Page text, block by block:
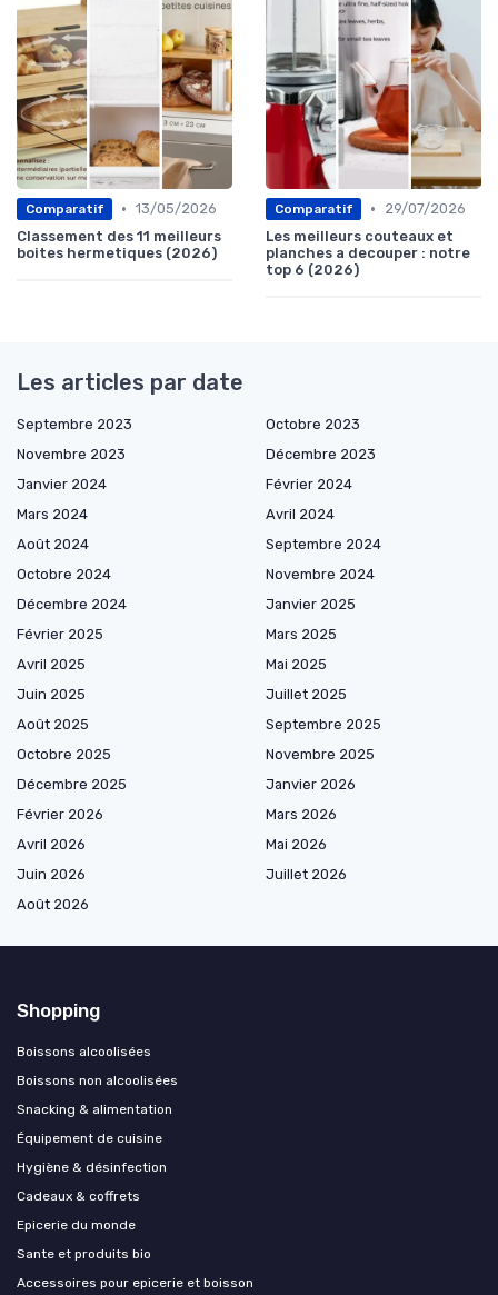
Comparatif • 13/05/2026
Classement des 11 meilleurs
boites hermetiques (2026)
Comparatif •
29/07/2026
Les meilleurs couteaux et
planches a decouper : notre
top 6 (2026)
Les articles par date
Septembre 2023
Octobre 2023
Novembre 2023
Décembre 2023
Janvier 2024
Février 2024
Mars 2024
Avril 2024
Août 2024
Septembre 2024
Octobre 2024
Novembre 2024
Décembre 2024
Janvier 2025
Février 2025
Mars 2025
Avril 2025
Mai 2025
Juin 2025
Juillet 2025
Août 2025
Septembre 2025
Octobre 2025
Novembre 2025
Décembre 2025
Janvier 2026
Février 2026
Mars 2026
Avril 2026
Mai 2026
Juin 2026
Juillet 2026
Août 2026
Shopping
Boissons alcoolisées
Boissons non alcoolisées
Snacking & alimentation
Équipement de cuisine
Hygiène & désinfection
Cadeaux & coffrets
Epicerie du monde
Sante et produits bio
Accessoires pour epicerie et boisson